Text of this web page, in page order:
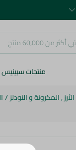
منتجات سبينيس
الأرز , المكرونة و النودلز/